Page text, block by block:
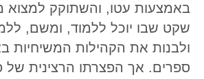
באמצעות עטו, והשתוקק למצוא
שקט שבו יוכל ללמוד, ומשם,
ולבנות את הקהילות המשיחיות
ספרים. אך הפצרתו הרצינית של